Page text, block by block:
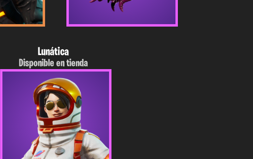
Lunática
Disponible en tienda